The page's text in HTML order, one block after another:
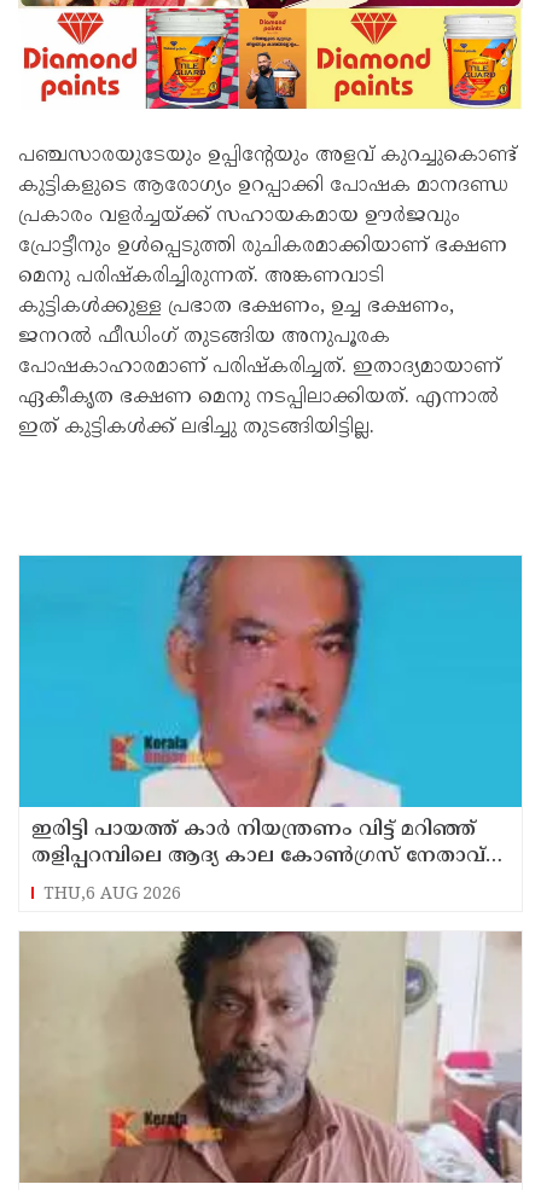
പഞ്ചസാരയുടേയും ഉപ്പിന്റേയും അളവ് കുറച്ചുകൊണ്ട്
കുട്ടികളുടെ ആരോഗ്യം ഉറപ്പാക്കി പോഷക മാനദണ്ഡ
പ്രകാരം വളർച്ചയ്ക്ക് സഹായകമായ ഊർജവും
പ്രോട്ടീനും ഉൾപ്പെടുത്തി രുചികരമാക്കിയാണ് ഭക്ഷണ
മെനു പരിഷ്‌കരിച്ചിരുന്നത്. അങ്കണവാടി
കുട്ടികൾക്കുള്ള പ്രഭാത ഭക്ഷണം, ഉച്ച ഭക്ഷണം,
ജനറൽ ഫീഡിംഗ് തുടങ്ങിയ അനുപൂരക
പോഷകാഹാരമാണ് പരിഷ്‌കരിച്ചത്. ഇതാദ്യമായാണ്
ഏകീകൃത ഭക്ഷണ മെനു നടപ്പിലാക്കിയത്. എന്നാൽ
ഇത് കുട്ടികൾക്ക് ലഭിച്ചു തുടങ്ങിയിട്ടില്ല.
ഇരിട്ടി പായത്ത് കാർ നിയന്ത്രണം വിട്ട് മറിഞ്ഞ്
തളിപ്പറമ്പിലെ ആദ്യ കാല കോണ്‍ഗ്രസ് നേതാവ്
മരിച്ചു
THU,6 AUG 2026